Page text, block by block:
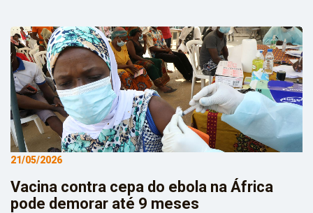
21/05/2026
Vacina contra cepa do ebola na África
pode demorar até 9 meses